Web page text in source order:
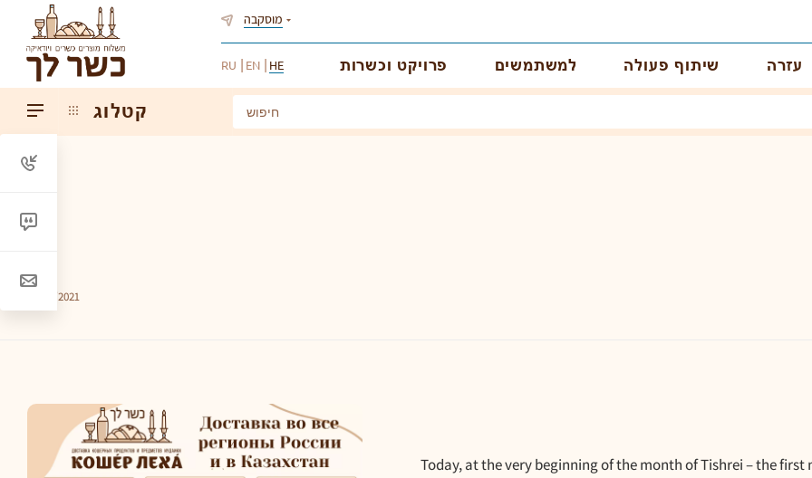
מוסקבה
RU EN HE פרויקט וכשרות למשתמשים שיתוף פעולה עזרה
קטלוג
09/12/2021
Today, at the very beginning of the month of Tishrei – the